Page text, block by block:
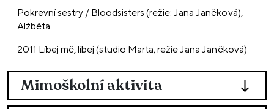
Pokrevní sestry / Bloodsisters (režie: Jana Janěková),
Alžběta
2011 Líbej mě, líbej (studio Marta, režie Jana Janěková)
Mimoškolní aktivita